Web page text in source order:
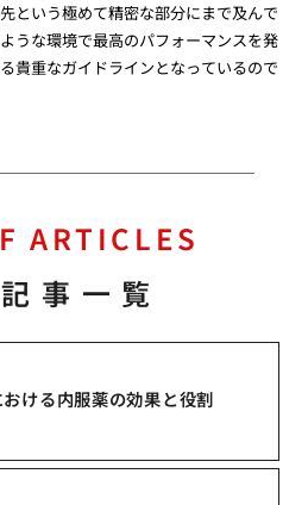
という極めて精密な部分にまで及んで
うな環境で最高のパフォーマンスを発
貴重なガイドラインとなっているので
ARTICLES
事一覧
ける内服薬の効果と役割